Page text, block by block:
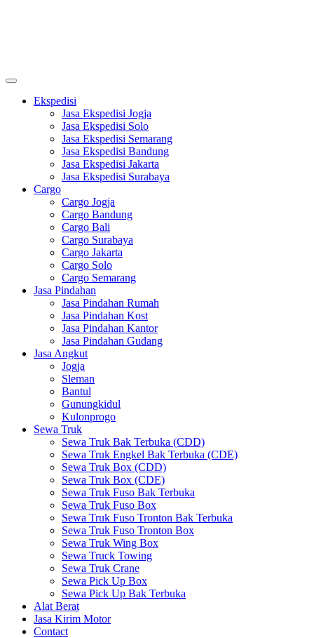
Ekspedisi
Jasa Ekspedisi Jogja
Jasa Ekspedisi Solo
Jasa Ekspedisi Semarang
Jasa Ekspedisi Bandung
Jasa Ekspedisi Jakarta
Jasa Ekspedisi Surabaya
Cargo
Cargo Jogja
Cargo Bandung
Cargo Bali
Cargo Surabaya
Cargo Jakarta
Cargo Solo
Cargo Semarang
Jasa Pindahan
Jasa Pindahan Rumah
Jasa Pindahan Kost
Jasa Pindahan Kantor
Jasa Pindahan Gudang
Jasa Angkut
Jogja
Sleman
Bantul
Gunungkidul
Kulonprogo
Sewa Truk
Sewa Truk Bak Terbuka (CDD)
Sewa Truk Engkel Bak Terbuka (CDE)
Sewa Truk Box (CDD)
Sewa Truk Box (CDE)
Sewa Truk Fuso Bak Terbuka
Sewa Truk Fuso Box
Sewa Truk Fuso Tronton Bak Terbuka
Sewa Truk Fuso Tronton Box
Sewa Truk Wing Box
Sewa Truck Towing
Sewa Truk Crane
Sewa Pick Up Box
Sewa Pick Up Bak Terbuka
Alat Berat
Jasa Kirim Motor
Contact